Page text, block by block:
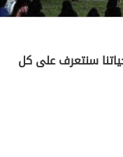
سنتعرف على كل